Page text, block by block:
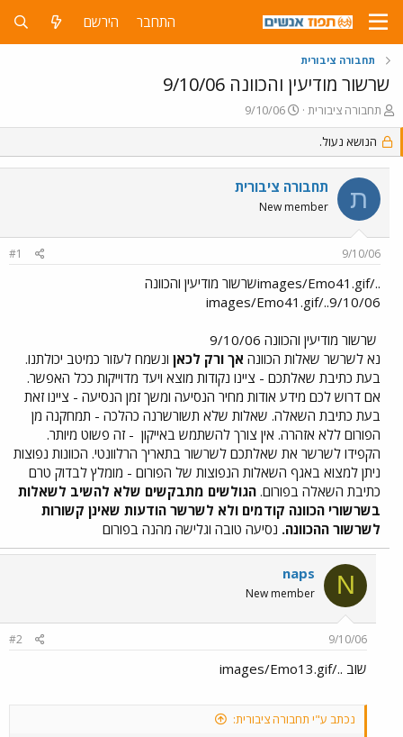
התחבר הירשם
תחבורה ציבורית
שרשור מודיעין והכוונה 9/10/06
פ
ו
ת
ח
נ
ו
א
תחבורה ציבורית
פ
ו
ס
ב
ת
ר
9/10/06
הנושא נעול.
ת תחבורה ציבורית
New member
9/10/06
#1
../images/Emo41.gifשרשור מודיעין והכוונה
9/10/06../images/Emo41.gif
שרשור מודיעין והכוונה 9/10/06
נא לשרשר שאלות הכוונה אך ורק לכאן ונשמח לעזור כמיטב יכולתנו.
בעת כתיבת שאלתכם - ציינו נקודות מוצא ויעד מדוייקות ככל האפשר.
אם דרוש לכם מידע אודות מחיר הנסיעה ומשך זמן הנסיעה - ציינו זאת
בעת כתיבת השאלה. שאלות שלא תשורשרנה כהלכה - תמחקנה מן
הפורום ללא אזהרה. אין צורך להשתמש באייקון - זה פשוט מיותר.
הקפידו לשרשר את שאלתכם לשרשור בתאריך הרלוונטי. הכוונות נפוצות
ניתן למצוא באגף השאלות הנפוצות של הפורום - מומלץ לבדוק טרם
כתיבת השאלה בפורום. הגולשים מתבקשים שלא להשיב לשאלות
בשרשורי הכוונה קודמים ולא לשרשר הודעות שאינן קשורות
לשרשור ההכוונה. נסיעה טובה וגלישה מהנה בפורום
N
naps
New member
9/10/06
#2
שוב ../images/Emo13.gif
נכתב ע"י תחבורה ציבורית: